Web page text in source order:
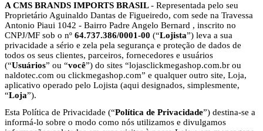
A CMS BRANDS IMPORTS BRASIL- Representada pelo seu
Proprietário Aguinaldo Dantas de Figueiredo, com sede na Travessa
Antonio Piaui 1042 - Bairro Padre Angelo Bernard , inscrito no
CNPJ/MF sob o nº 64.737.386/0001-00 (“Lojista”) leva a sua
privacidade a sério e zela pela segurança e proteção de dados de
todos os seus clientes, parceiros, fornecedores e usuários
(“Usuários” ou “você”) do sites “lojasclickmegashop.com.br ou
naldotec.com ou clickmegashop.com” e qualquer outro site, Loja,
aplicativo operado pelo Lojista (aqui designados, simplesmente,
“Loja”).
Esta Política de Privacidade (“Política de Privacidade”) destina-se a
informá-lo sobre o modo como nós utilizamos e divulgamos